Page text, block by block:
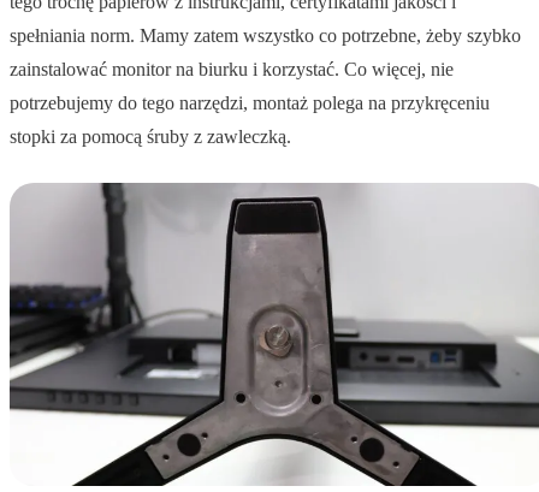
spełniania norm. Mamy zatem wszystko co potrzebne, żeby szybko
zainstalować monitor na biurku i korzystać. Co więcej, nie
potrzebujemy do tego narzędzi, montaż polega na przykręceniu
stopki za pomocą śruby z zawleczką.